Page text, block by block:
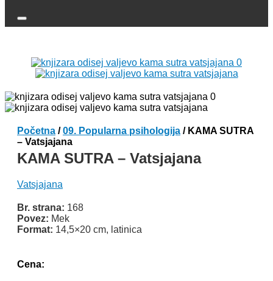
Početna /09. Popularna psihologija / KAMA SUTRA
– Vatsjajana
KAMA SUTRA – Vatsjajana
Vatsjajana
Br. strana: 168
Povez: Mek
Format: 14,5×20 cm, latinica
Cena: